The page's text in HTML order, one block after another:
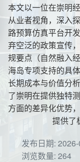
本文以一位在崇明
从业者视角，深入
路预算仿真平台开
弃空泛的政策宣传
规要点（自然融入
海岛专项支持的具
长期成本与价值分
了崇明在提供独特
方面的差异化优势
提供了
发布日期:
浏览数量: 264